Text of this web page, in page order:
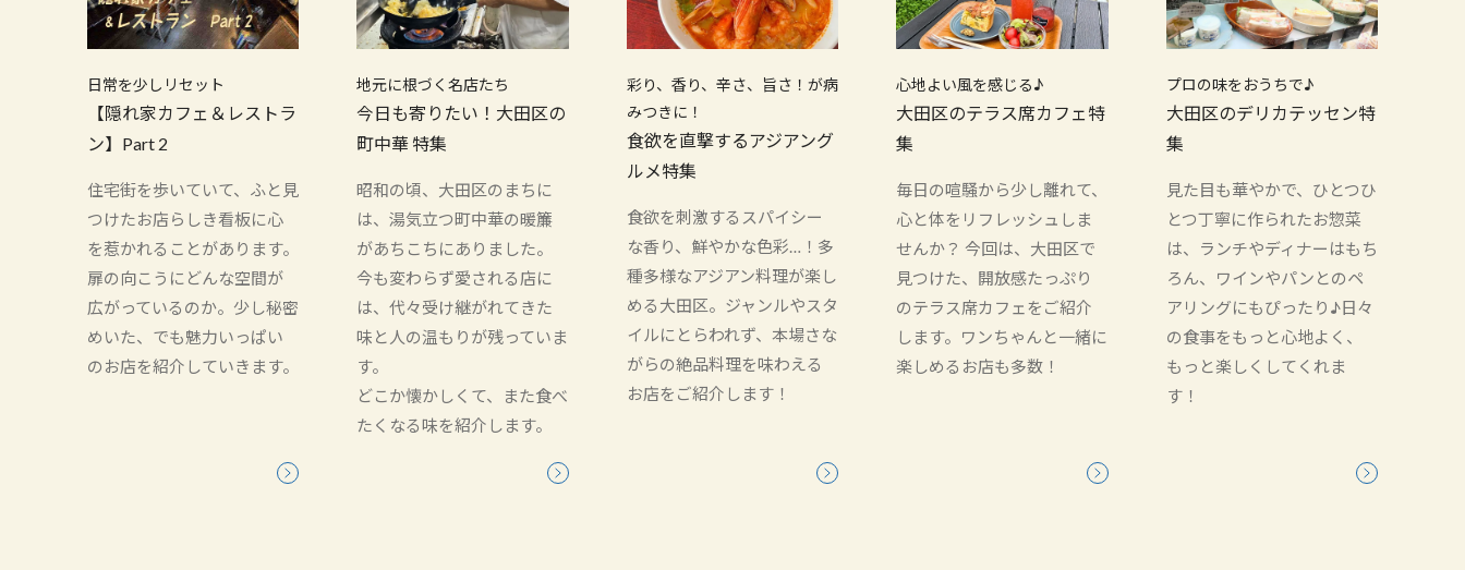
日常を少しリセット
【隠れ家カフェ＆レストラ
ン】Part 2
住宅街を歩いていて、ふと見
つけたお店らしき看板に心
を惹かれることがあります。
扉の向こうにどんな空間が
広がっているのか。少し秘密
めいた、でも魅力いっぱい
のお店を紹介していきます。
地元に根づく名店たち
今日も寄りたい！大田区の
町中華 特集
昭和の頃、大田区のまちに
は、湯気立つ町中華の暖簾
があちこちにありました。
今も変わらず愛される店に
は、代々受け継がれてきた
味と人の温もりが残っていま
す。
どこか懐かしくて、また食べ
たくなる味を紹介します。
彩り、香り、辛さ、旨さ！が病
みつきに！
食欲を直撃するアジアング
ルメ特集
食欲を刺激するスパイシー
な香り、鮮やかな色彩…！多
種多様なアジアン料理が楽し
める大田区。ジャンルやスタ
イルにとらわれず、本場さな
がらの絶品料理を味わえる
お店をご紹介します！
心地よい風を感じる♪
大田区のテラス席カフェ特
集
毎日の喧騒から少し離れて、
心と体をリフレッシュしま
せんか？ 今回は、大田区で
見つけた、開放感たっぷり
のテラス席カフェをご紹介
します。ワンちゃんと一緒に
楽しめるお店も多数！
プロの味をおうちで♪
大田区のデリカテッセン特
集
見た目も華やかで、ひとつひ
とつ丁寧に作られたお惣菜
は、ランチやディナーはもち
ろん、ワインやパンとのペ
アリングにもぴったり♪日々
の食事をもっと心地よく、
もっと楽しくしてくれま
す！